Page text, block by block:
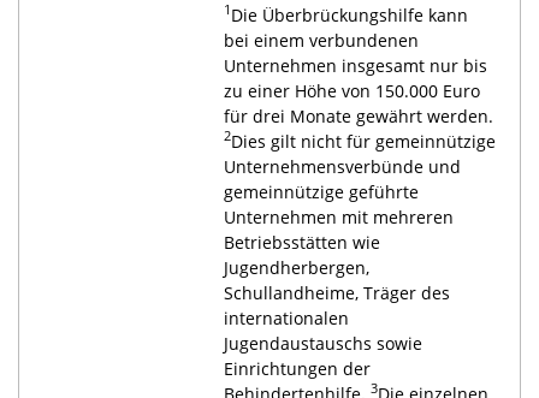
1 Die Überbrückungshilfe kann
bei einem verbundenen
Unternehmen insgesamt nur bis
zu einer Höhe von 150.000 Euro
für drei Monate gewährt werden.
2Dies gilt nicht für gemeinnützige
Unternehmensverbünde und
gemeinnützige geführte
Unternehmen mit mehreren
Betriebsstätten wie
Jugendherbergen,
Schullandheime, Träger des
internationalen
Jugendaustauschs sowie
Einrichtungen der
Behindertenhilfe. 3Die einzelnen